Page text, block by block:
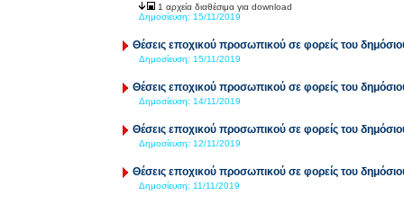
1 αρχεία διαθέσιμα για download
Δημοσίευση: 15/11/2019
Θέσεις εποχικού προσωπικού σε φορείς του
Δημοσίευση: 15/11/2019
Θέσεις εποχικού προσωπικού σε φορείς του
Δημοσίευση: 14/11/2019
Θέσεις εποχικού προσωπικού σε φορείς του
Δημοσίευση: 12/11/2019
Θέσεις εποχικού προσωπικού σε φορείς του
Δημοσίευση: 11/11/2019